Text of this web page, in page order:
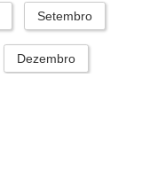
Setembro
Dezembro